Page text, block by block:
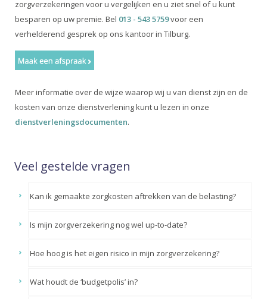
zorgverzekeringen voor u vergelijken en u ziet snel of u kunt
besparen op uw premie. Bel 013 - 543 5759voor een
verhelderend gesprek op ons kantoor in Tilburg.
Meer informatie over de wijze waarop wij u van dienst zijn en de
kosten van onze dienstverlening kunt u lezen in onze
dienstverleningsdocumenten.
Veel gestelde vragen
Kan ik gemaakte zorgkosten aftrekken van de belasting?
Is mijn zorgverzekering nog wel up-to-date?
Hoe hoog is het eigen risico in mijn zorgverzekering?
Wat houdt de ‘budgetpolis’ in?